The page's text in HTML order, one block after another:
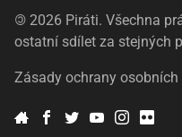
© 2026 Piráti. Všechna
ostatní sdílet za stejných
Zásady ochrany osobních